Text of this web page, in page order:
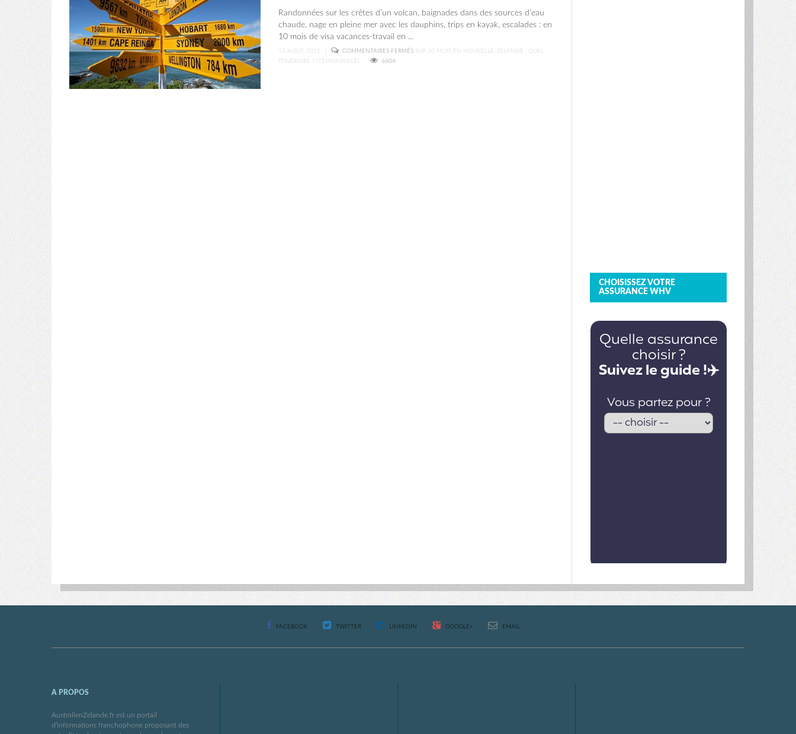
Randonnées sur les crêtes d’un volcan, baignades dans des sources d’eau
chaude, nage en pleine mer avec les dauphins, trips en kayak, escalades : en
10 mois de visa vacances-travail en ...
13 AOÛT, 2012 COMMENTAIRES FERMÉS SUR 10 MOIS EN NOUVELLE-ZÉLANDE : QUEL
ITINÉRAIRE ? (TÉMOIGNAGE)
6604
CHOISISSEZ VOTRE
ASSURANCE WHV
FACEBOOK TWITTER LINKEDIN GOOGLE+ EMAIL
A PROPOS
AustralienZelande.fr est un portail
d’informations franchophone proposant des